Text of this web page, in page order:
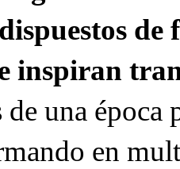
inspiran
una época
en